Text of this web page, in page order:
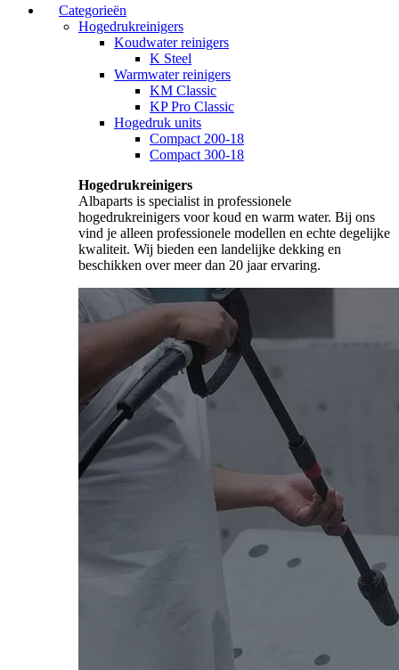
Categorieën
Hogedrukreinigers
Koudwater reinigers
K Steel
Warmwater reinigers
KM Classic
KP Pro Classic
Hogedruk units
Compact 200-18
Compact 300-18
Hogedrukreinigers
Albaparts is specialist in professionele
hogedrukreinigers voor koud en warm water. Bij ons
vind je alleen professionele modellen en echte degelijke
kwaliteit. Wij bieden een landelijke dekking en
beschikken over meer dan 20 jaar ervaring.